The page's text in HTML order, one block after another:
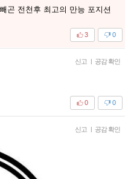
곤 전천후 최고의 만능 포지션
0
3
신고 | 공감 확인
0
0
신고 | 공감 확인